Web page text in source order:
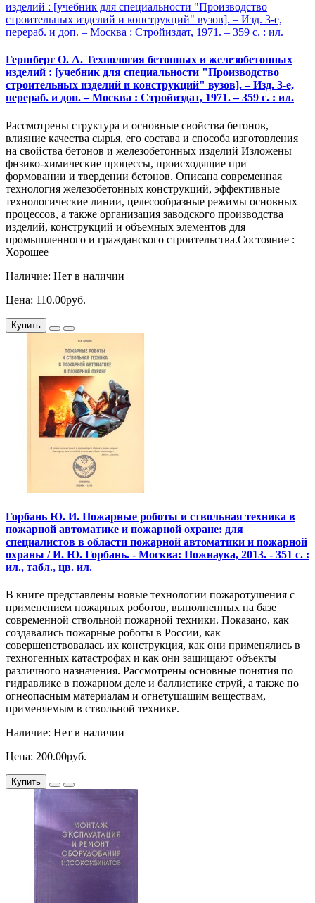
Гершберг О. А. Технология бетонных и железобетонных
изделий : [учебник для специальности "Производство
строительных изделий и конструкций" вузов]. – Изд. 3-е,
перераб. и доп. – Москва : Стройиздат, 1971. – 359 с. : ил.
Рассмотрены структура и основные свойства бетонов,
влияние качества сырья, его состава и способа изготовления
на свойства бетонов и железобетонных изделий Изложены
фнзико-химические процессы, происходящие при
формовании и твердении бетонов. Описана современная
технология железобетонных конструкций, эффективные
технологические линии, целесообразные режимы основных
процессов, а также организация заводского производства
изделий, конструкций и объемных элементов для
промышленного и гражданского строительства.Состояние :
Хорошее
Наличие: Нет в наличии
Цена: 110.00руб.
Купить
Горбань Ю. И. Пожарные роботы и ствольная техника в
пожарной автоматике и пожарной охране: для
специалистов в области пожарной автоматики и пожарной
охраны / И. Ю. Горбань. - Москва: Пожнаука, 2013. - 351 с. :
ил., табл., цв. ил.
В книге представлены новые технологии пожаротушения с
применением пожарных роботов, выполненных на базе
современной ствольной пожарной техники. Показано, как
создавались пожарные роботы в России, как
совершенствовалась их конструкция, как они применялись в
техногенных катастрофах и как они защищают объекты
различного назначения. Рассмотрены основные понятия по
гидравлике в пожарном деле и баллистике струй, а также по
огнеопасным материалам и огнетушащим веществам,
применяемым в ствольной технике.
Наличие: Нет в наличии
Цена: 200.00руб.
Купить